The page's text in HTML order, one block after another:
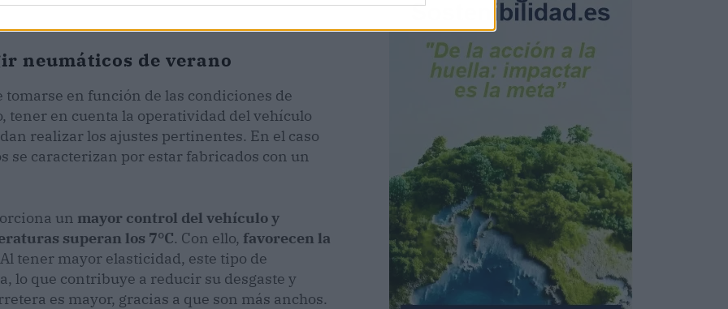
neumáticos de verano
en función de las condiciones de
tener en cuenta la operatividad del vehículo
realizar los ajustes pertinentes. En el caso
se caracterizan por estar fabricados con un
un mayor control del vehículo y
superan los 7°C. Con ello, favorecen la
tener mayor elasticidad, este tipo de
lo que contribuye a reducir su desgaste y
es mayor, gracias a que son más anchos.